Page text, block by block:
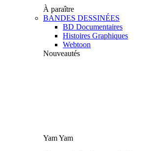
À paraître
BANDES DESSINÉES
BD Documentaires
Histoires Graphiques
Webtoon
Nouveautés
Yam Yam